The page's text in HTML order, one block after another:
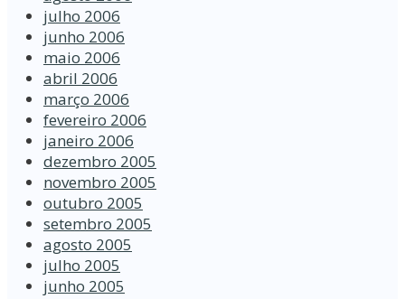
julho 2006
junho 2006
maio 2006
abril 2006
março 2006
fevereiro 2006
janeiro 2006
dezembro 2005
novembro 2005
outubro 2005
setembro 2005
agosto 2005
julho 2005
junho 2005